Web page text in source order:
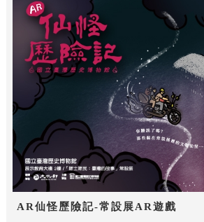
AR仙怪歷險記-常設展AR遊戲